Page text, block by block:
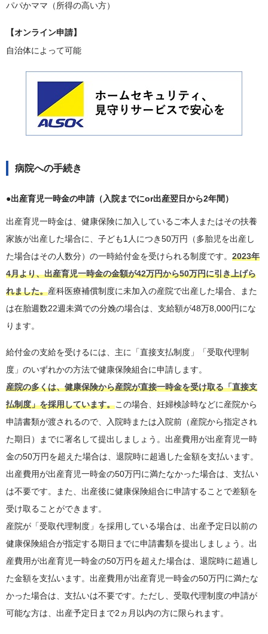
パパかママ（所得の高い方）
【オンライン申請】
自治体によって可能
病院への手続き
●出産育児一時金の申請（入院までにor出産翌日から2年間）
出産育児一時金は、健康保険に加入しているご本人またはその扶養
家族が出産した場合に、子ども1人につき50万円（多胎児を出産し
た場合はその人数分）の一時給付金を受けられる制度です。 2023年
4月より、出産育児一時金の金額が42万円から50万円に引き上げら
れました。産科医療補償制度に未加入の産院で出産した場合、また
は在胎週数22週未満での分娩の場合は、支給額が48万8,000円にな
ります。
給付金の支給を受けるには、主に「直接支払制度」「受取代理制
度」のいずれかの方法で健康保険組合に申請します。
産院の多くは、健康保険から産院が直接一時金を受け取る「直接支
払制度」を採用しています。この場合、妊婦検診時などに産院から
申請書類が渡されるので、入院時または入院前（産院から指定され
た期日）までに署名して提出しましょう。出産費用が出産育児一時
金の50万円を超えた場合は、退院時に超過した金額を支払います。
出産費用が出産育児一時金の50万円に満たなかった場合は、支払い
は不要です。また、出産後に健康保険組合に申請することで差額を
受け取ることができます。
産院が「受取代理制度」を採用している場合は、出産予定日以前の
健康保険組合が指定する期日までに申請書類を提出しましょう。出
産費用が出産育児一時金の50万円を超えた場合は、退院時に超過し
た金額を支払います。出産費用が出産育児一時金の50万円に満たな
かった場合は、支払いは不要です。ただし、受取代理制度の申請が
可能な方は、出産予定日まで2ヵ月以内の方に限られます。